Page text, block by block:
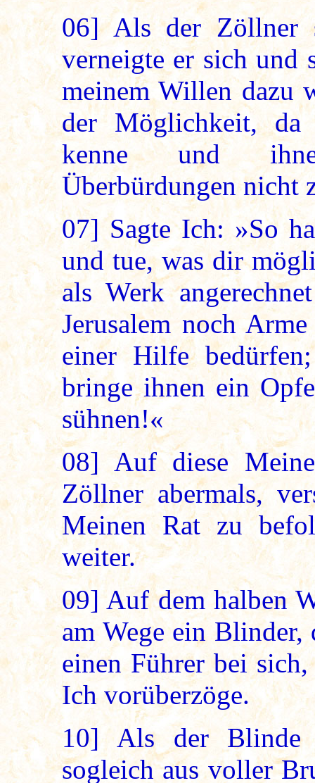
06]Als der Zöllner
verneigte er sich und
meinem Willen dazu
der Möglichkeit,
kenne und
Überbürdungen nicht
07] Sagte Ich: »So
und tue, was dir
als Werk
Jerusalem noch
einer Hilfe
bringe ihnen ein
sühnen!«
08] Auf diese
Zöllner abermals,
Meinen Rat zu
weiter.
09]Auf dem halben
am Wege ein Blinder,
einen Führer bei
Ich vorüberzöge.
10] Als der Blinde
sogleich aus voller